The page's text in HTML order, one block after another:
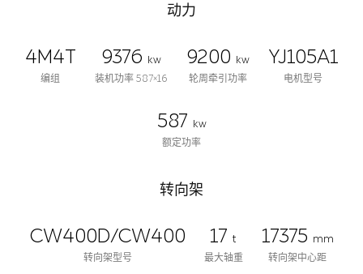
动力
4M4T
编组
9376
kw
装机功率 587×16
9200
kw
轮周牵引功率
YJ105A1
电机型号
587
kw
额定功率
转向架
CW400D/CW400
转向架型号
17 t
最大轴重
17375 mm
转向架中心距